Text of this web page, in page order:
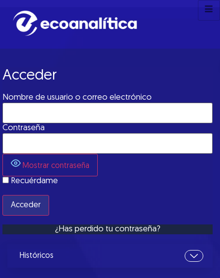
Acceder
Nombre de usuario o correo electrónico
Contraseña
Mostrar contraseña
Recuérdame
¿Has perdido tu contraseña?
Históricos